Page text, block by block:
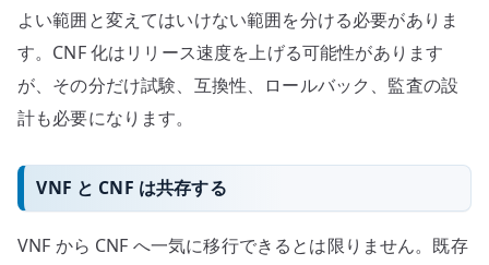
よい範囲と変えてはいけない範囲を分ける必要がありま
す。CNF 化はリリース速度を上げる可能性があります
が、その分だけ試験、互換性、ロールバック、監査の設
計も必要になります。
VNF と CNF は共存する
VNF から CNF へ一気に移行できるとは限りません。既存